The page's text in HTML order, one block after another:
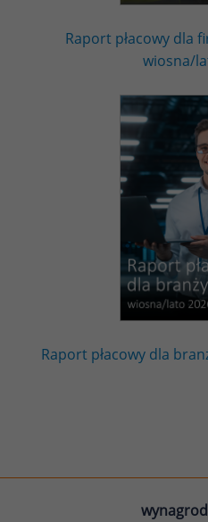
Raport płacowy dla
wiosna/
Raport płacowy dla